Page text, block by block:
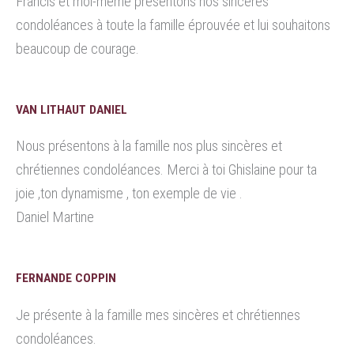
condoléances à toute la famille éprouvée et lui souhaitons
beaucoup de courage.
VAN LITHAUT DANIEL
Nous présentons à la famille nos plus sincères et
chrétiennes condoléances. Merci à toi Ghislaine pour ta
joie ,ton dynamisme , ton exemple de vie .
Daniel Martine
FERNANDE COPPIN
Je présente à la famille mes sincères et chrétiennes
condoléances.